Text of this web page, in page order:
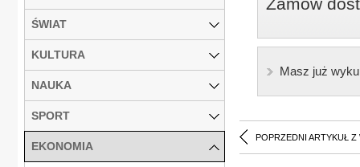
Masz już
POPRZEDNI ARTYKUŁ Z
ŚWIAT
KULTURA
NAUKA
SPORT
EKONOMIA